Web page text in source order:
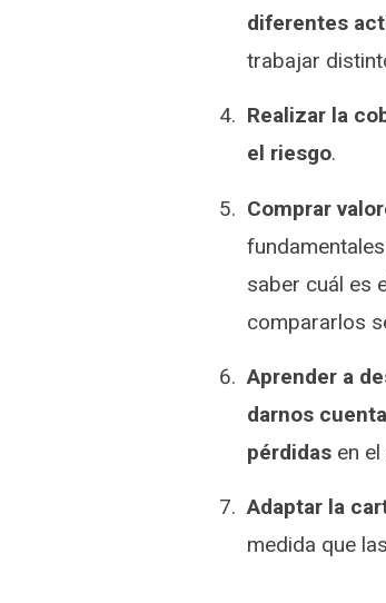
diferentes
trabajar
Realizar la
el riesgo.
Comprar
saber cuál es
compararlos
Aprender a
darnos
pérdidasen el
Adaptar la
medida que